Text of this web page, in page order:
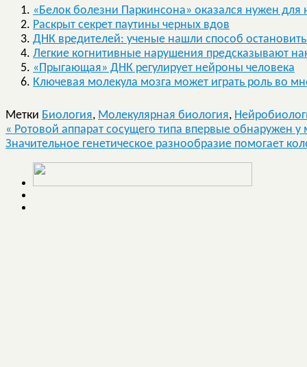
«Белок болезни Паркинсона» оказался нужен для
Раскрыт секрет паутины черных вдов
ДНК вредителей: ученые нашли способ
Легкие когнитивные нарушения предсказывают
«Прыгающая» ДНК регулирует нейроны человека
Ключевая молекула мозга может играть роль во
Метки Биология, Молекулярная биология,
« Ротовой аппарат сосущего типа впервые обнаружен
Значительное генетическое разнообразие помогает